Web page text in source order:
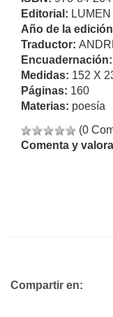
Editorial: LUMEN
Año de la
Traductor:
Encuadernación:
Medidas: 152 X
Páginas: 160
Materias: poesía
(0
Comenta y
Compartir en: